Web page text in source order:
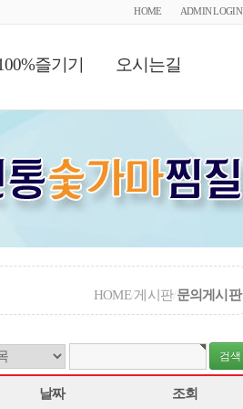
HOME ADMIN LOGIN
즐기기 오시는길
HOME/게시판/문의게시판
날짜 조회